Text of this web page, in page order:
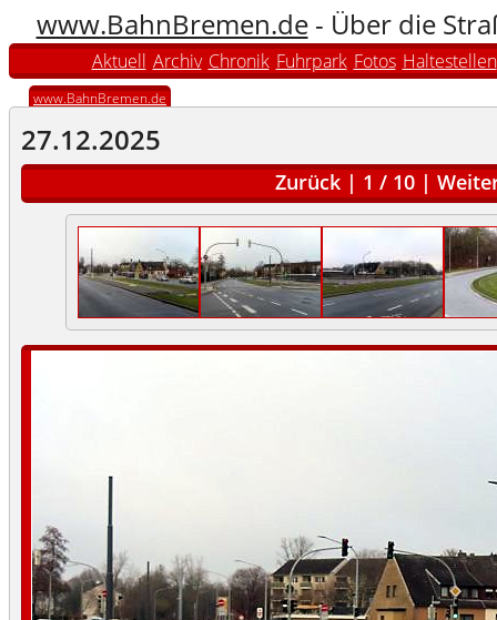
www.BahnBremen.de- Über die
Aktuell Archiv Chronik Fuhrpark Fotos Haltestellen
www.BahnBremen.de
27.12.2025
Zurück | 1 / 10 |